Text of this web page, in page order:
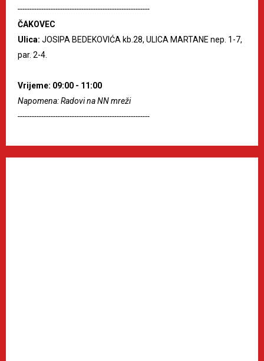
--------------------------------------------------------
ČAKOVEC
Ulica: JOSIPA BEDEKOVIĆA kb.28, ULICA MARTANE nep. 1-7,
par. 2-4.
Vrijeme: 09:00 - 11:00
Napomena: Radovi na NN mreži
--------------------------------------------------------